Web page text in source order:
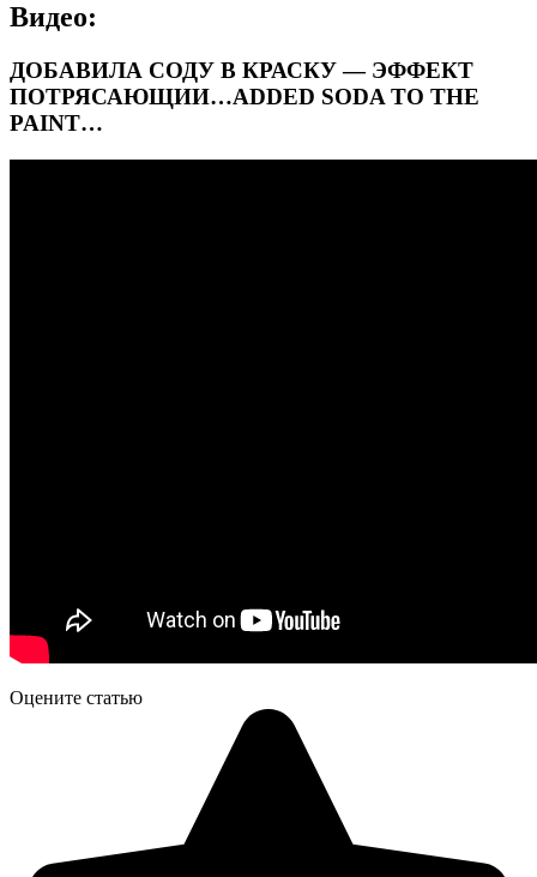
Видео:
ДОБАВИЛА СОДУ В КРАСКУ — ЭФФЕКТ
ПОТРЯСАЮЩИИ…ADDED SODA TO THE
PAINT…
Оцените статью